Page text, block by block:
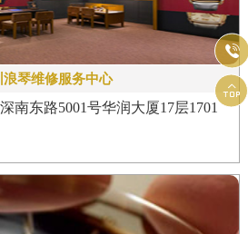
浪琴维修服务中心
南东路5001号华润大厦17层1701

